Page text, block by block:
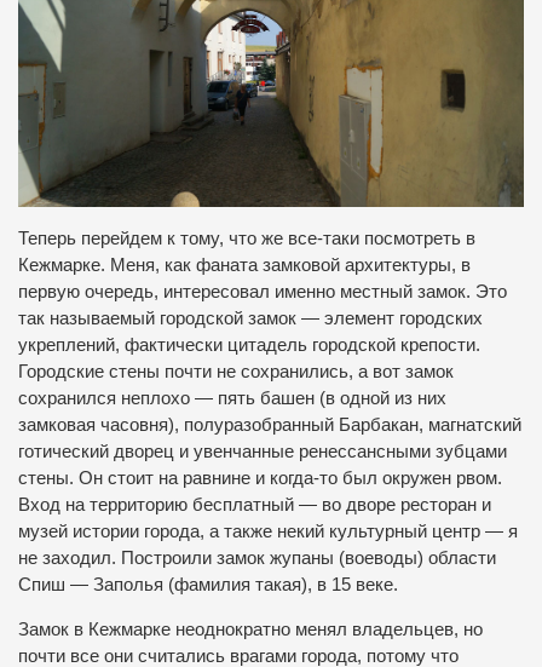
Теперь перейдем к тому, что же все-таки посмотреть в
Кежмарке. Меня, как фаната замковой архитектуры, в
первую очередь, интересовал именно местный замок. Это
так называемый городской замок — элемент городских
укреплений, фактически цитадель городской крепости.
Городские стены почти не сохранились, а вот замок
сохранился неплохо — пять башен (в одной из них
замковая часовня), полуразобранный Барбакан, магнатский
готический дворец и увенчанные ренессансными зубцами
стены. Он стоит на равнине и когда-то был окружен рвом.
Вход на территорию бесплатный — во дворе ресторан и
музей истории города, а также некий культурный центр — я
не заходил. Построили замок жупаны (воеводы) области
Спиш — Заполья (фамилия такая), в 15 веке.
Замок в Кежмарке неоднократно менял владельцев, но
почти все они считались врагами города, потому что